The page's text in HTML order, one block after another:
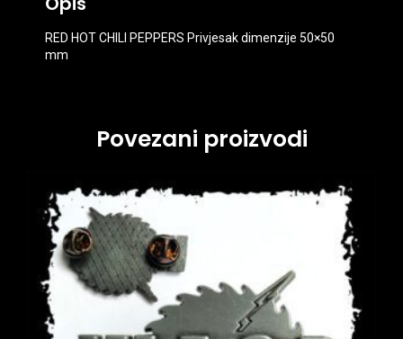
RED HOT CHILI PEPPERS Privjesak dimenzije 50×50
mm
Povezani proizvodi